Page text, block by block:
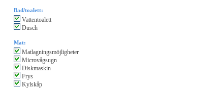
Bad/toalett:
Vattentoalett
Dusch
Mat:
Matlagningsmöjligheter
Microvågsugn
Diskmaskin
Frys
Kylskåp